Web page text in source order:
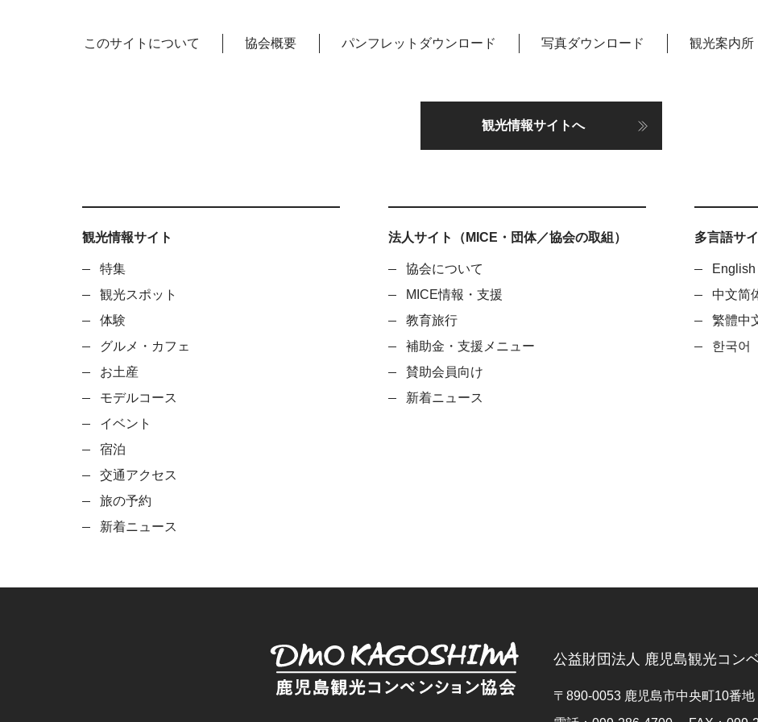
このサイトについて 協会概要 パンフレットダウンロード 写真ダウンロード 観光案内所
観光情報サイトへ
観光情報サイト
特集
観光スポット
体験
グルメ・カフェ
お土産
モデルコース
イベント
宿泊
交通アクセス
旅の予約
新着ニュース
法人サイト（MICE・団体／協会の取組）
協会について
MICE情報・支援
教育旅行
補助金・支援メニュー
賛助会員向け
新着ニュース
多言語サ
English
中文简
繁體中
한국어
公益財団法人 鹿児島観光コン
〒890-0053 鹿児島市中央町10番